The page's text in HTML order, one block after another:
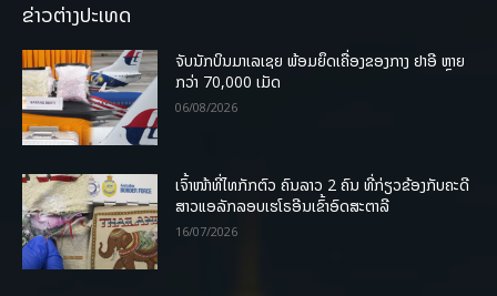
ຂ່າວຕ່າງປະເທດ
ຈັບນັກບິນມາເລເຊຍ ພ້ອມຍຶດເຄື່ອງຂອງກາງ ຢາອີ ຫຼາຍ
ກວ່າ 70,000 ເມັດ
06/08/2026
ເຈົ້າໜ້າທີ່ໄທກັກຕົວ ຄົນລາວ 2 ຄົນ ທີ່ກ່ຽວຂ້ອງກັບຄະດີ
ສາວແອລັກລອບເຮໂຣອີນເຂົ້າອົດສະຕາລີ
16/07/2026